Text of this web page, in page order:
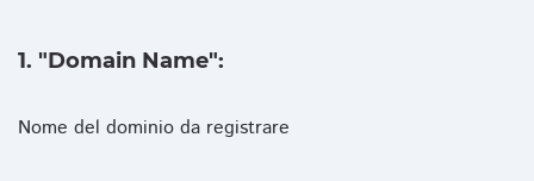
1. "Domain Name":
Nome del dominio da registrare